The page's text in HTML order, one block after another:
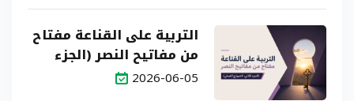
التربية على القناعة مفتاح
من مفاتيح النصر (الجزء
الثاني: النموذج العملي)
2026-06-05